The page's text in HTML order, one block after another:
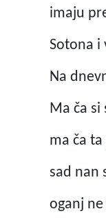
imaju
Sotona i
Na
Ma ča si
ma ča
sad nan
oganj